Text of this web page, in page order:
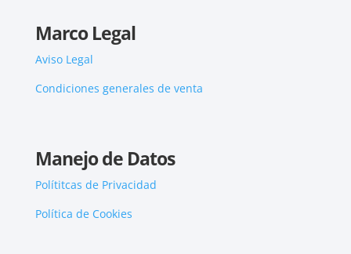
Marco Legal
Aviso Legal
Condiciones generales de venta
Manejo de Datos
Polítitcas de Privacidad
Política de Cookies